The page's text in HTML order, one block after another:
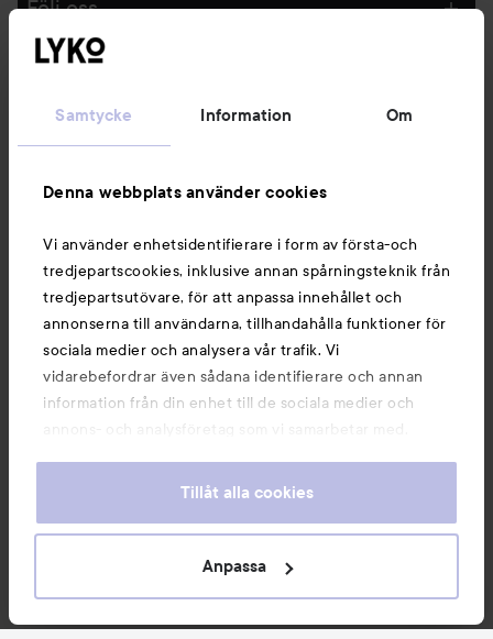
Samtycke Information Om
Denna webbplats använder cookies
Vi använder enhetsidentifierare i form av första-och
tredjepartscookies, inklusive annan spårningsteknik från
tredjepartsutövare, för att anpassa innehållet och
annonserna till användarna, tillhandahålla funktioner för
sociala medier och analysera vår trafik. Vi
vidarebefordrar även sådana identifierare och annan
information från din enhet till de sociala medier och
annons- och analysföretag som vi samarbetar med.
information som du har tillhandahållit eller som de har
våra cookies vid fortsatt användande av vår webbplats.
För information om hur du kan ändra inställningarna för
Tillåt alla cookies
Anpassa
Följ oss
Du kanske också gillar